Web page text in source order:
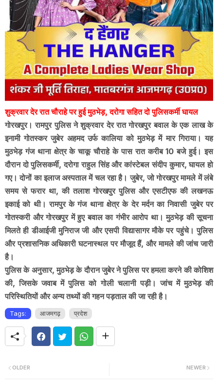
शुक्रवार देर रात चौराहे पर हुई मुठभेड़, दरोगा सहित दो पुलिसकर्मी घायल
गोरखपुर। रामपुर पुलिस ने शुक्रवार देर रात गोरखपुर बवाल के एक लाख के
इनामी गोतस्कर जुबेर अहमद उर्फ कालिया को मुठभेड़ में मार गिराया। यह
मुठभेड़ गंज थाना क्षेत्र के चाकू चौराहे के पास रात करीब 10 बजे हुई। इस
दौरान दो पुलिसकर्मी, दरोगा राहुल सिंह और कांस्टेबल संदीप कुमार, घायल हो
गए। दोनों का इलाज अस्पताल में चल रहा है।जुबेर, जो गोरखपुर मामले में लंबे
समय से फरार था, की तलाश गोरखपुर पुलिस और एसटीएफ की लखनऊ
इकाई को थी। रामपुर के गंज थाना क्षेत्र के देर मर्दन का निवासी जुबेर पर
गोतस्करी और गोरखपुर में हुए बवाल का गंभीर आरोप था। मुठभेड़ की सूचना
मिलते ही डीआईजी मुनिराज जी और एसपी विद्यासागर मौके पर पहुंचे। पुलिस
और प्रशासनिक अधिकारी घटनास्थल पर मौजूद हैं, और मामले की जांच जारी
है।
पुलिस के अनुसार, मुठभेड़ के दौरान जुबेर ने पुलिस पर हमला करने की कोशिश
की, जिसके जवाब में पुलिस को गोली चलानी पड़ी। जांच में मुठभेड़ की
परिस्थितियों और अन्य तथ्यों की गहन पड़ताल की जा रही है।
Tags: आजमगढ़ प्रदेश
NEWER
OLDER